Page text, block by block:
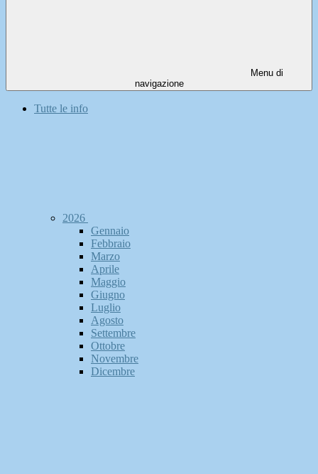
Menu di
navigazione
Tutte le info
2026
Gennaio
Febbraio
Marzo
Aprile
Maggio
Giugno
Luglio
Agosto
Settembre
Ottobre
Novembre
Dicembre